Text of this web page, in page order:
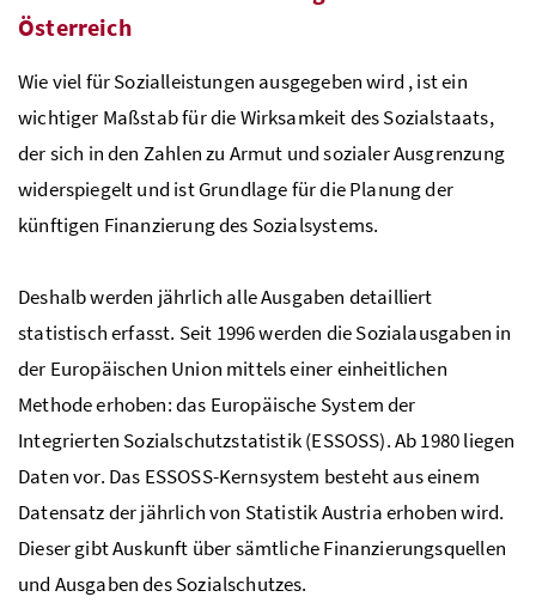
Österreich
Wie viel für Sozialleistungen ausgegeben wird , ist ein
wichtiger Maßstab für die Wirksamkeit des Sozialstaats,
der sich in den Zahlen zu Armut und sozialer Ausgrenzung
widerspiegelt und ist Grundlage für die Planung der
künftigen Finanzierung des Sozialsystems.
Deshalb werden jährlich alle Ausgaben detailliert
statistisch erfasst. Seit 1996 werden die Sozialausgaben in
der Europäischen Union mittels einer einheitlichen
Methode erhoben: das Europäische System der
Integrierten Sozialschutzstatistik (ESSOSS). Ab 1980 liegen
Daten vor. Das ESSOSS-Kernsystem besteht aus einem
Datensatz der jährlich von Statistik Austria erhoben wird.
Dieser gibt Auskunft über sämtliche Finanzierungsquellen
und Ausgaben des Sozialschutzes.